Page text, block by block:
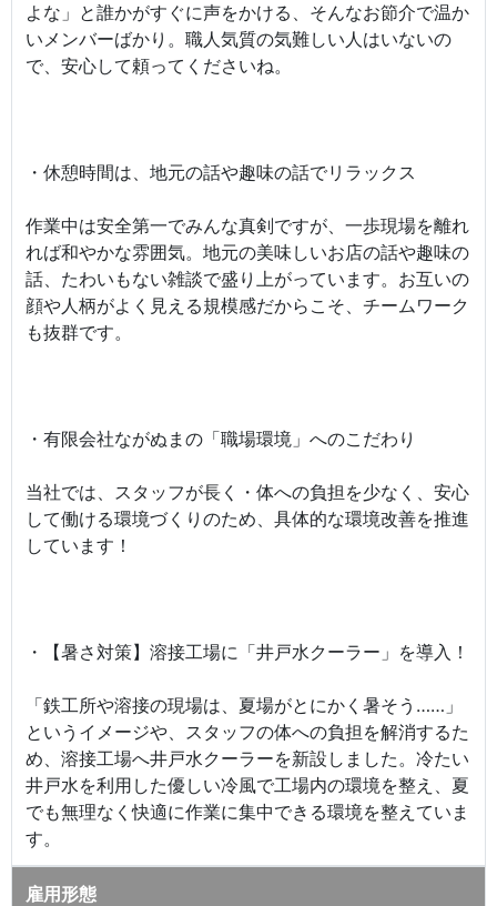
よな」と誰かがすぐに声をかける、そんなお節介で温か
いメンバーばかり。職人気質の気難しい人はいないの
で、安心して頼ってくださいね。
・休憩時間は、地元の話や趣味の話でリラックス
作業中は安全第一でみんな真剣ですが、一歩現場を離れ
れば和やかな雰囲気。地元の美味しいお店の話や趣味の
話、たわいもない雑談で盛り上がっています。お互いの
顔や人柄がよく見える規模感だからこそ、チームワーク
も抜群です。
・有限会社ながぬまの「職場環境」へのこだわり
当社では、スタッフが長く・体への負担を少なく、安心
して働ける環境づくりのため、具体的な環境改善を推進
しています！
・【暑さ対策】溶接工場に「井戸水クーラー」を導入！
「鉄工所や溶接の現場は、夏場がとにかく暑そう……」
というイメージや、スタッフの体への負担を解消するた
め、溶接工場へ井戸水クーラーを新設しました。冷たい
井戸水を利用した優しい冷風で工場内の環境を整え、夏
でも無理なく快適に作業に集中できる環境を整えていま
す。
雇用形態